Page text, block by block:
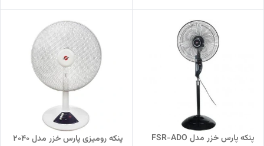
پنکه پارس خزر مدل FSR-ADO پنکه رومیزی پارس خزر مدل 2040